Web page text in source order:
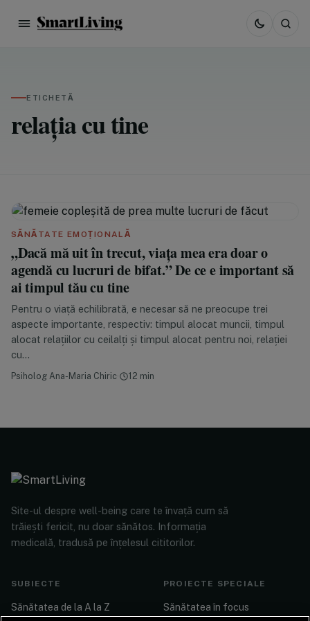
ETICHETĂ
relația cu tine
SĂNĂTATE EMOȚIONALĂ
„Dacă mă uit în trecut, viața mea era doar o
agendă cu lucruri de bifat.” De ce e important să
ai timpul tău cu tine
Pentru o viață echilibrată, e necesar să ne preocupe trei
aspecte importante, respectiv: timpul alocat muncii, timpul
alocat relațiilor cu ceilalți și timpul alocat pentru noi, relației
cu…
Psiholog Ana-Maria Chiric· 12 min
Site-ul despre well-being care te învață cum să
trăiești fericit, nu doar sănătos. Informația
medicală, tradusă pe înțelesul cititorilor.
SUBIECTE
Sănătatea de la A la Z
PROIECTE SPECIALE
Sănătatea în focus